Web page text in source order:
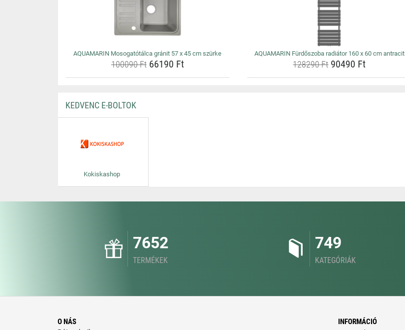
AQUAMARIN Mosogatótálca gránit 57 x 45 cm szürke
100090 Ft66190 Ft
AQUAMARIN Fürdőszoba radiátor 160 x 60 cm antracit
128290 Ft90490 Ft
KEDVENC E-BOLTOK
Kokiskashop
7652
TERMÉKEK
749
KATEGÓRIÁK
O NÁS INFORMÁCIÓ